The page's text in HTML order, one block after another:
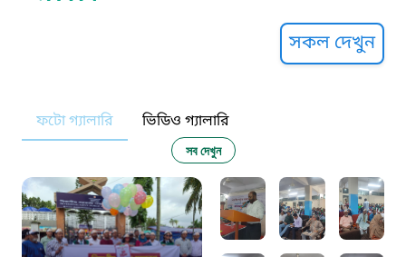
নারী ও শিশু নির্যাতন প্রতিরোধ
১০৬
দুদক
সকল দেখুন
ফটো গ্যালারি ভিডিও গ্যালারি
সব দেখুন